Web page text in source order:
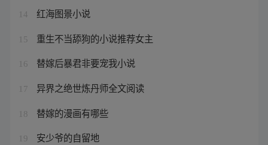
14 红海图景小说
15 重生不当舔狗的小说推荐女主
16 替嫁后暴君非要宠我小说
17 异界之绝世炼丹师全文阅读
18 替嫁的漫画有哪些
19 安少爷的自留地